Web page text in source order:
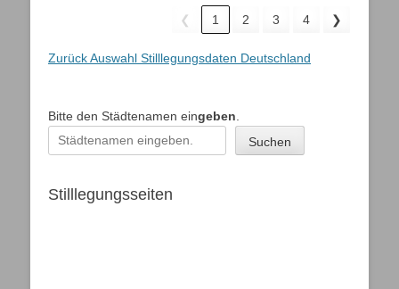
❮ 1 2 3 4 ❯
Zurück Auswahl Stilllegungsdaten Deutschland
Bitte den Städtenamen eingeben
Suchen
Stilllegungsseiten